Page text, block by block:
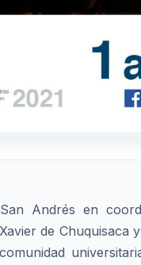
Andrés en
de